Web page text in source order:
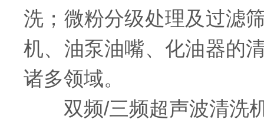
洗；微粉分级处理及过滤
机、油泵油嘴、化油器的
诸多领域。
双频/三频超声波清洗